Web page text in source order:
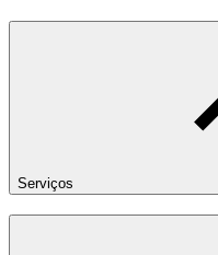
Serviços